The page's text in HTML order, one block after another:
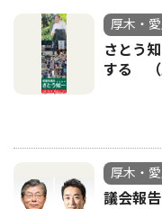
厚木・愛
さとう
する （
厚木・愛
議会報